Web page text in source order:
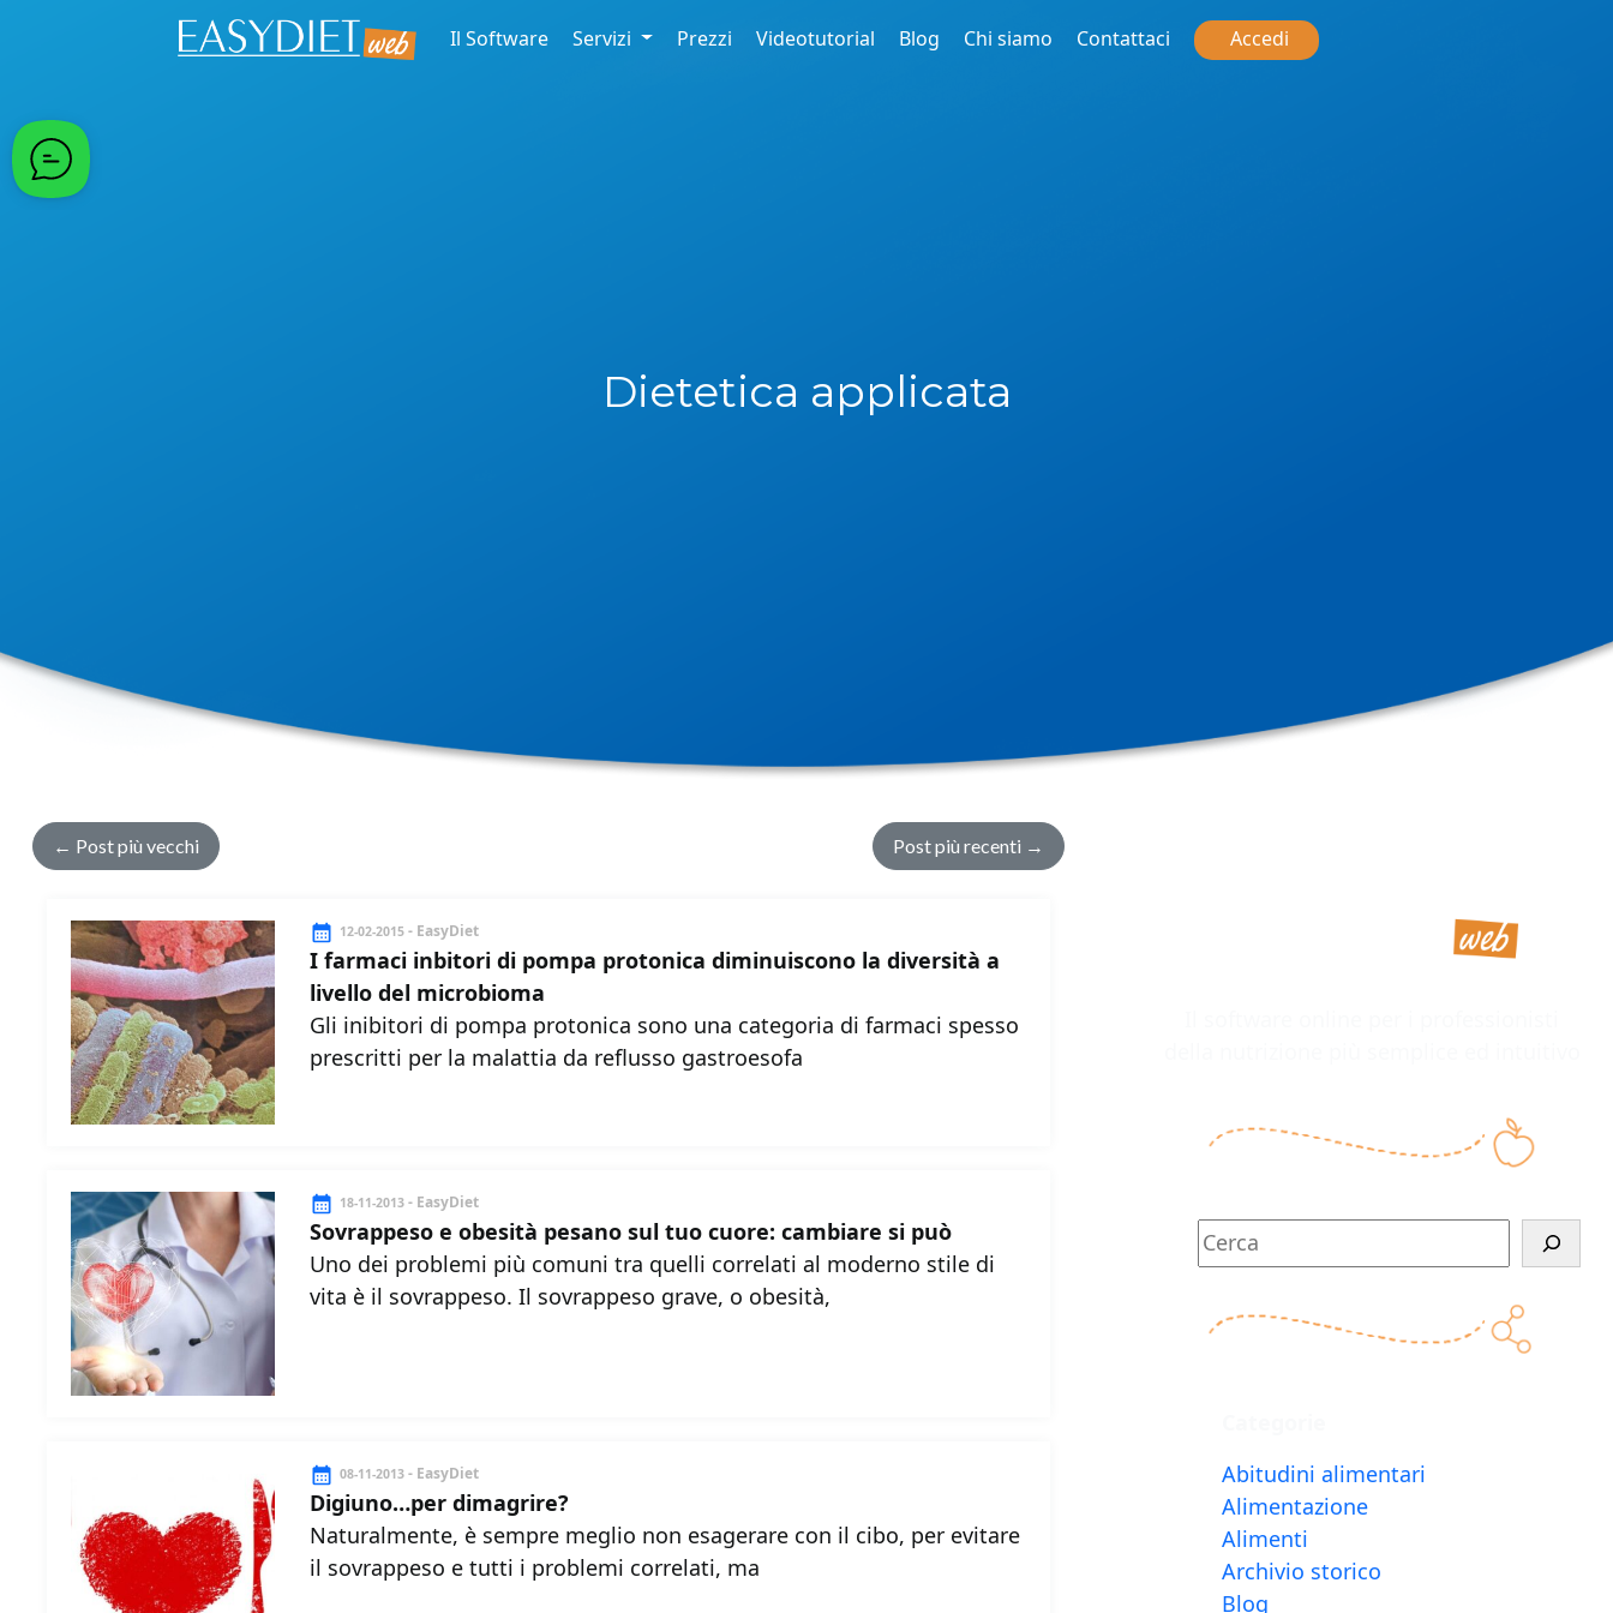
Il Software
Servizi Prezzi Videotutorial Blog Chi siamo Contattaci Accedi
Dietetica applicata
← Post più vecchi Post più recenti →
12-02-2015- EasyDiet
I farmaci inbitori di pompa protonica diminuiscono la diversità a
livello del microbioma
Gli inibitori di pompa protonica sono una categoria di farmaci spesso
prescritti per la malattia da reflusso gastroesofa
18-11-2013- EasyDiet
Sovrappeso e obesità pesano sul tuo cuore: cambiare si può
Uno dei problemi più comuni tra quelli correlati al moderno stile di
vita è il sovrappeso. Il sovrappeso grave, o obesità,
08-11-2013- EasyDiet
Digiuno…per dimagrire?
Naturalmente, è sempre meglio non esagerare con il cibo, per evitare
il sovrappeso e tutti i problemi correlati, ma
C
e
Abitudini alimentari
Alimentazione
Alimenti
Archivio storico
Blog